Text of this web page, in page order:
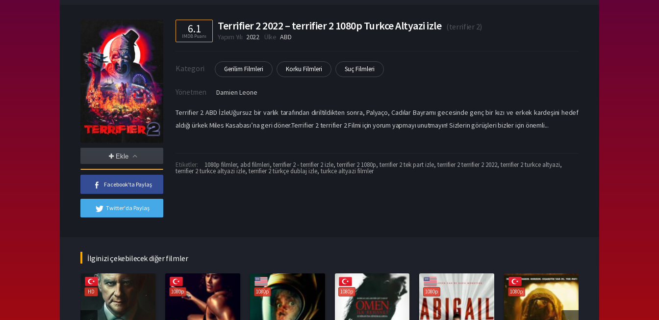
Ekle
Facebook'ta Paylaş
Twitter'da Paylaş
6.1
IMDB Puanı
Terrifier 2 2022 – terrifier 2 1080p Turkce Altyazi izle (terrifier 2)
Yapım Yılı 2022 Ülke ABD
Kategori Gerilim Filmleri Korku Filmleri Suç Filmleri
Yönetmen Damien Leone
Terrifier 2 ABD İzleUğursuz bir varlık tarafından diriltildikten sonra, Palyaço, Cadılar Bayramı gecesinde genç bir kızı ve erkek kardeşini hedef
aldığı ürkek Miles Kasabası’na geri döner.Terrifier 2 terrifier 2 Filmi için yorum yapmayı unutmayın! Sizlerin görüşleri bizler için önemli...
Etiketler: 1080p filmler, abd filmleri,terrifier 2 - terrifier 2 izle,terrifier 2 1080p,terrifier 2 tek part izle,terrifier 2 terrifier 2 2022,terrifier 2 turkce altyazi,
terrifier 2 turkce altyazi izle,terrifier 2 türkçe dublaj izle,turkce altyazi filmler
İlginizi çekebilecek diğer filmler
1080p 1080p 1080p 1080p 1080p 1080p